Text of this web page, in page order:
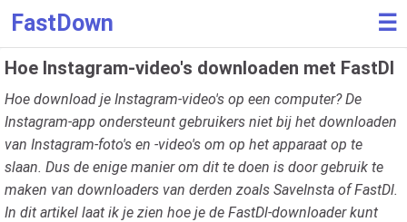
FastDown ☰
Hoe Instagram-video's downloaden met FastDl
Hoe download je Instagram-video's op een computer? De
Instagram-app ondersteunt gebruikers niet bij het downloaden
van Instagram-foto's en -video's om op het apparaat op te
slaan. Dus de enige manier om dit te doen is door gebruik te
maken van downloaders van derden zoals SaveInsta of FastDl.
In dit artikel laat ik je zien hoe je de FastDl-downloader kunt